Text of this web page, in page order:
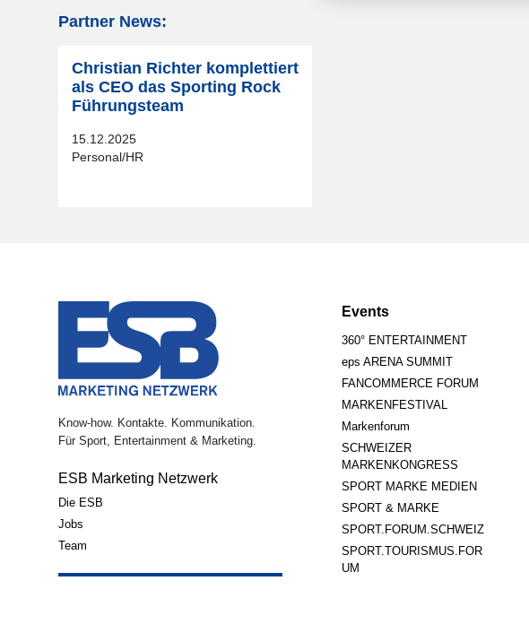
Partner News:
Christian Richter komplettiert
als CEO das Sporting Rock
Führungsteam
15.12.2025
Personal/HR
Know-how. Kontakte. Kommunikation.
Für Sport, Entertainment & Marketing.
ESB Marketing Netzwerk
Die ESB
Jobs
Team
Events
360° ENTERTAINMENT
eps ARENA SUMMIT
FANCOMMERCE FORUM
MARKENFESTIVAL
Markenforum
SCHWEIZER
MARKENKONGRESS
SPORT MARKE MEDIEN
SPORT & MARKE
SPORT.FORUM.SCHWEIZ
SPORT.TOURISMUS.FOR
UM